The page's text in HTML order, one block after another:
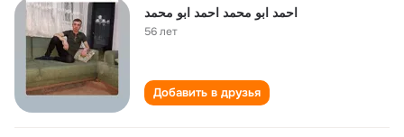
احمد ابو محمد احمد ابو محمد
56 лет
Добавить в друзья